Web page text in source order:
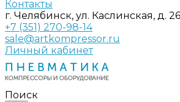
Контакты
г. Челябинск, ул. Каслинская, д.
+7 (351) 270-98-14
sale@artkompressor.ru
Личный кабинет
Поиск